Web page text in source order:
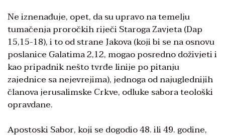
Ne iznenađuje, opet, da su upravo na temelju
tumačenja proročkih riječi Staroga Zavjeta (Dap
15,15-18), i to od strane Jakova (koji bi se na osnovu
poslanice Galatima 2,12, mogao posredno doživjeti i
kao pripadnik nešto tvrđe linije po pitanju
zajednice sa nejevrejima), jednoga od najuglednijih
članova jerusalimske Crkve, odluke sabora teološki
opravdane.
Apostoski Sabor, koji se dogodio 48. ili 49. godine,